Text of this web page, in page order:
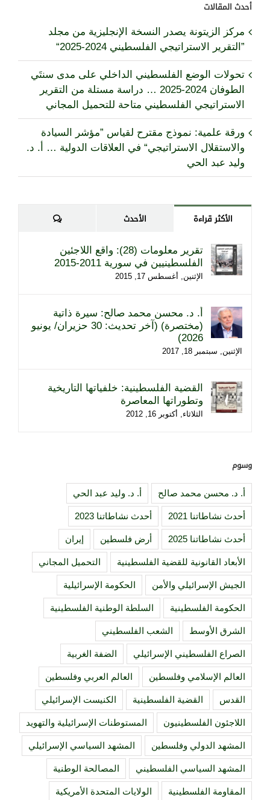
أحدث المقالات
مركز الزيتونة يصدر النسخة الإنجليزية من مجلد
”التقرير الاستراتيجي الفلسطيني 2024-2025“
تحولات الوضع الفلسطيني الداخلي على مدى سنتَي
الطوفان 2024-2025 … دراسة مستلة من التقرير
الاستراتيجي الفلسطيني متاحة للتحميل المجاني
ورقة علمية: نموذج مقترح لقياس ”مؤشر السيادة
والاستقلال الاستراتيجي“ في العلاقات الدولية … أ. د.
وليد عبد الحي
الأكثر قراءة الأحدث تعليقات
تقرير معلومات (28): واقع اللاجئين
الفلسطينيين في سورية 2011-2015
الإثنين, أغسطس 17, 2015
أ. د. محسن محمد صالح: سيرة ذاتية
(مختصرة) (آخر تحديث: 30 حزيران/ يونيو
2026)
الإثنين, سبتمبر 18, 2017
القضية الفلسطينية: خلفياتها التاريخية
وتطوراتها المعاصرة
الثلاثاء, أكتوبر 16, 2012
وسوم
أ. د. محسن محمد صالح أ. د. وليد عبد الحي
أحدث نشاطاتنا 2021 أحدث نشاطاتنا 2023
أحدث نشاطاتنا 2025 أرض فلسطين إيران
الأبعاد القانونية للقضية الفلسطينية التحميل المجاني
الجيش الإسرائيلي والأمن الحكومة الإسرائيلية
الحكومة الفلسطينية السلطة الوطنية الفلسطينية
الشرق الأوسط الشعب الفلسطيني
الصراع الفلسطيني الإسرائيلي الضفة الغربية
العالم الإسلامي وفلسطين العالم العربي وفلسطين
القدس القضية الفلسطينية الكنيست الإسرائيلي
اللاجئون الفلسطينيون المستوطنات الإسرائيلية والتهويد
المشهد الدولي وفلسطين المشهد السياسي الإسرائيلي
المشهد السياسي الفلسطيني المصالحة الوطنية
المقاومة الفلسطينية الولايات المتحدة الأمريكية